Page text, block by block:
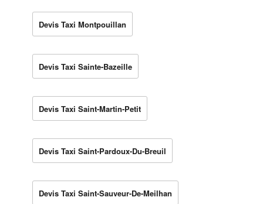
Devis Taxi Montpouillan
Devis Taxi Sainte-Bazeille
Devis Taxi Saint-Martin-Petit
Devis Taxi Saint-Pardoux-Du-Breuil
Devis Taxi Saint-Sauveur-De-Meilhan